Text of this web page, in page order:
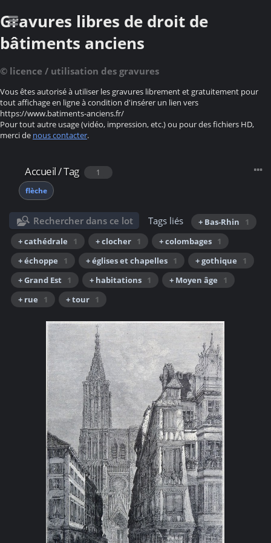
Gravures libres de droit de
bâtiments anciens
© licence / utilisation des gravures
Vous êtes autorisé à utiliser les gravures librement et gratuitement pour
tout affichage en ligne à condition d'insérer un lien vers
https://www.batiments-anciens.fr/
Pour tout autre usage (vidéo, impression, etc.) ou pour des fichiers HD,
merci de nous contacter.
Accueil/Tag
1
flèche
Rechercher dans ce lot Tags liés + Bas-Rhin
1
+ cathédrale
1 + clocher 1 + colombages 1
+ échoppe
1 + églises et chapelles 1 + gothique
1
+ Grand Est 1 + habitations 1 + Moyen âge
1
+ rue
1 + tour 1